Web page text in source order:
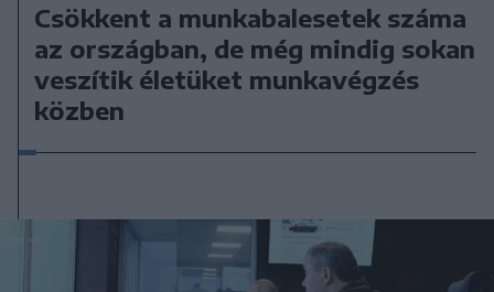
Csökkent a munkabalesetek száma
az országban, de még mindig sokan
veszítik életüket munkavégzés
közben